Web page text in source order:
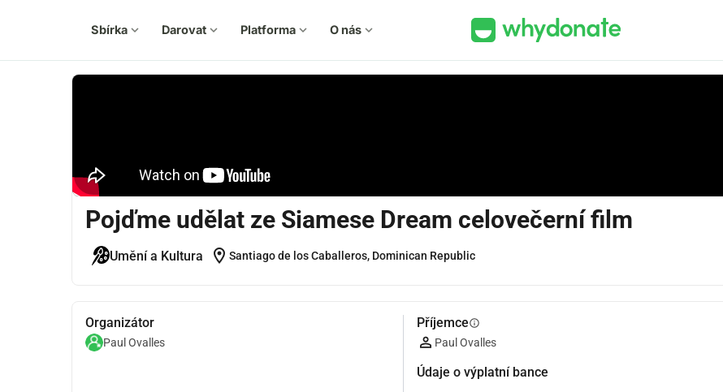
Sbírka expand_more Darovat expand_more Platforma expand_more O nás expand_more
Pojďme udělat ze Siamese Dream celovečerní film
Umění a Kultura location_on Santiago de los Caballeros, Dominican Republic
Organizátor
Paul Ovalles
Příjemceinfo
Paul Ovalles
Údaje o výplatní bance